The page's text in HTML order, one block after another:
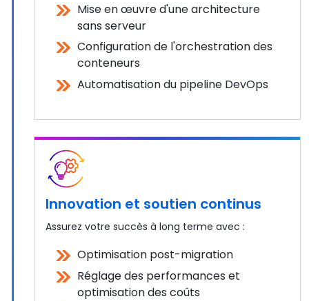
Mise en œuvre d'une architecture
sans serveur
Configuration de l'orchestration des
conteneurs
Automatisation du pipeline DevOps
Innovation et soutien continus
Assurez votre succès à long terme avec :
Optimisation post-migration
Réglage des performances et
optimisation des coûts